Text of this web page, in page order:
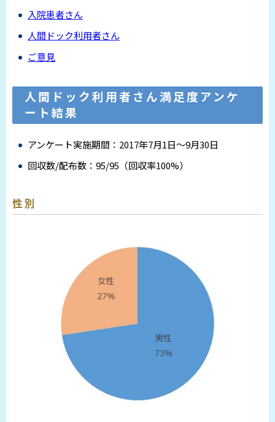
入院患者さん
人間ドック利用者さん
ご意見
人間ドック利用者さん満足度アンケ
ート結果
アンケート実施期間：2017年7月1日～9月30日
回収数/配布数：95/95（回収率100%）
性別